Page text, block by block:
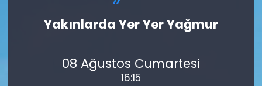
Yakınlarda Yer Yer Yağmur
08 Ağustos Cumartesi
16:15